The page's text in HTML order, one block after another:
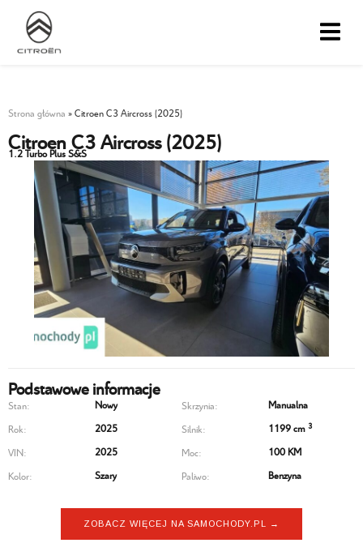
Strona główna »Citroen C3 Aircross (2025)
Citroen C3 Aircross (2025)
1.2 Turbo Plus S&S
Podstawowe informacje
Stan:
Rok:
VIN:
Kolor:
Nowy
2025
2025
Szary
Skrzynia:
Silnik:
Moc:
Paliwo:
Manualna
1199 cm 3
100 KM
Benzyna
ZOBACZ WIĘCEJ NA SAMOCHODY.PL →